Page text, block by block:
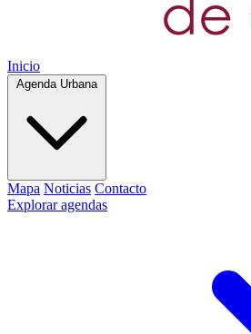
Inicio
Agenda Urbana
Mapa Noticias Contacto
Explorar agendas